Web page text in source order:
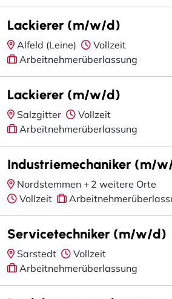
Lackierer (m/w/d)
Alfeld (Leine)
Vollzeit
Arbeitnehmerüberlassung
Lackierer (m/w/d)
Salzgitter
Vollzeit
Arbeitnehmerüberlassung
Industriemechaniker (m/
Nordstemmen + 2 weitere Orte
Vollzeit
Servicetechniker (m/w/d)
Sarstedt
Vollzeit
Arbeitnehmerüberlassung